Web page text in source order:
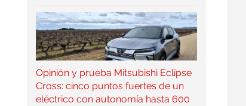
Opinión y prueba Mitsubishi Eclipse
Cross: cinco puntos fuertes de un
eléctrico con autonomía hasta 600